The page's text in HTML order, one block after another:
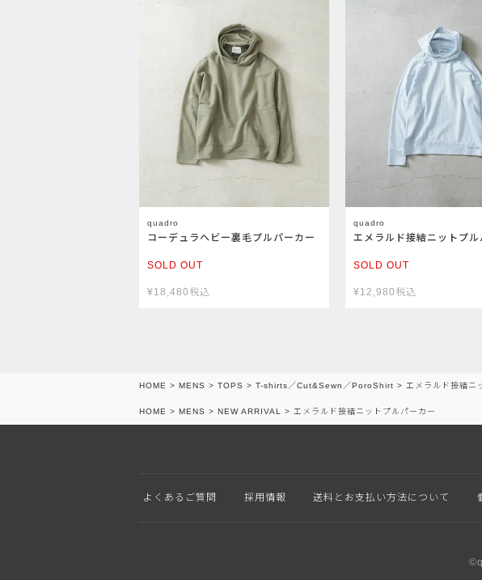
quadro
コーデュラヘビー裏毛プルパーカー
SOLD OUT
¥18,480 税込
quadro
エメラルド接結ニットプル
SOLD OUT
¥12,980 税込
HOME MENS TOPS T-shirts／Cut&Sewn／PoroShirt エメラルド接結ニ
HOME MENS NEW ARRIVAL エメラルド接結ニットプルパーカー
よくあるご質問 採用情報 送料とお支払い方法について